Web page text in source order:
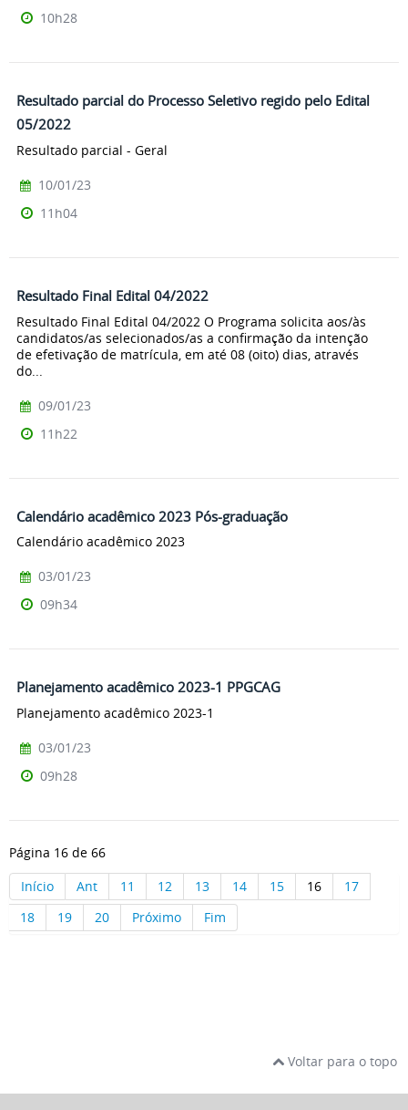
10h28
Resultado parcial do Processo Seletivo regido pelo Edital
05/2022
Resultado parcial - Geral
10/01/23
11h04
Resultado Final Edital 04/2022
Resultado Final Edital 04/2022 O Programa solicita aos/às
candidatos/as selecionados/as a confirmação da intenção
de efetivação de matrícula, em até 08 (oito) dias, através
do...
09/01/23
11h22
Calendário acadêmico 2023 Pós-graduação
Calendário acadêmico 2023
03/01/23
09h34
Planejamento acadêmico 2023-1 PPGCAG
Planejamento acadêmico 2023-1
03/01/23
09h28
Página 16 de 66
Início
Ant 11 12 13 14 15 16
17
18
19 20 Próximo Fim
Voltar para o topo